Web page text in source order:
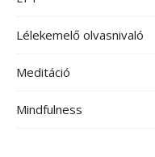
Lélekemelő olvasnivaló
Meditáció
Mindfulness